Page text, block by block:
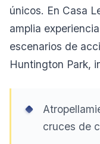
únicos. En Casa
amplia
escenarios de
Huntington Park,
cruces de